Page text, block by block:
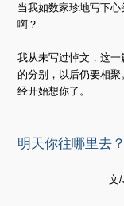
当我如数家珍地写下
啊？
我从未写过悼文，这
的分别，以后仍要相
经开始想你了。
明天你往哪里去？
文/